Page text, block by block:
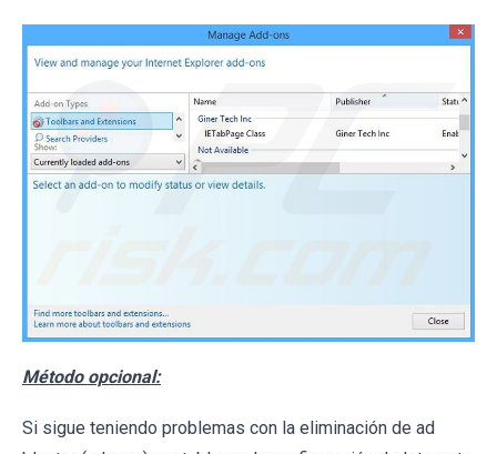
Método opcional:
Si sigue teniendo problemas con la eliminación de ad